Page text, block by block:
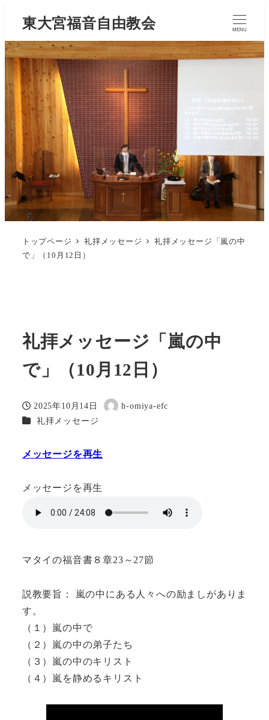
東大宮福音自由教会 MENU
トップページ 礼拝メッセージ
礼拝メッセージ「嵐の中
で」（10月12日）
礼拝メッセージ「嵐の中
で」（10月12日）
投稿日
2025年10月14日
著
h-omiya-efc
カテゴリー
礼拝メッセージ
メッセージを再生
メッセージを再生
マタイの福音書８章23～27節
説教要旨： 嵐の中にある人々への励ましがありま
す。
（１）嵐の中で
（２）嵐の中の弟子たち
（３）嵐の中のキリスト
（４）嵐を静めるキリスト